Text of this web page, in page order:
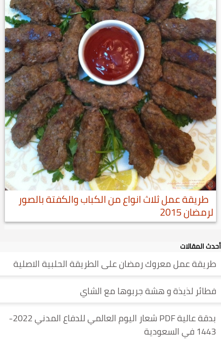
طريقة عمل ثلاث انواع من الكباب والكفتة بالصور
لرمضان 2015
أحدث المقالات
طريقة عمل معروك رمضان على الطريقة الحلبية الاصلية
فطائر لذيذة و هشة جربوها مع الشاي
بدقة عالية PDF شعار اليوم العالمي للدفاع المدني 2022-
1443 في السعودية